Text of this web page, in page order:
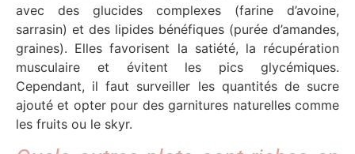
avec des glucides complexes (farine d’avoine,
sarrasin) et des lipides bénéfiques (purée d’amandes,
graines). Elles favorisent la satiété, la récupération
musculaire et évitent les pics glycémiques.
Cependant, il faut surveiller les quantités de sucre
ajouté et opter pour des garnitures naturelles comme
les fruits ou le skyr.